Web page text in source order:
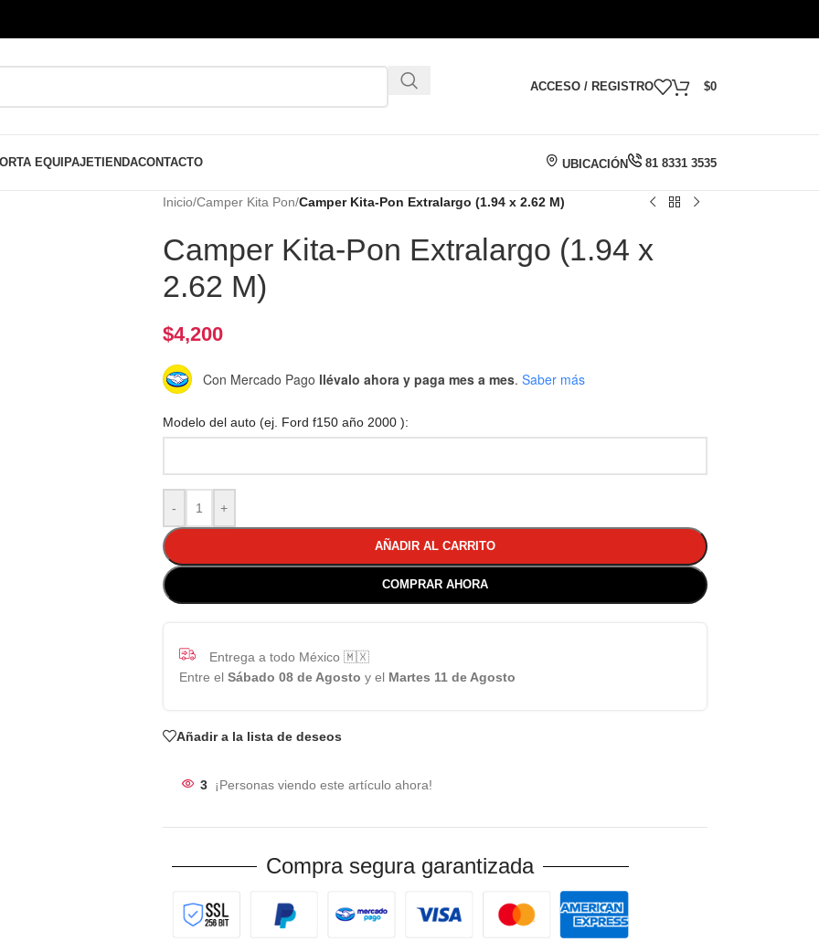
ACCESO / REGISTRO $0
EQUIPAJETIENDACONTACTO UBICACIÓN 81 8331 3535
Inicio/Camper Kita Pon/Camper Kita-Pon Extralargo (1.94 x 2.62 M)
Camper Kita-Pon Extralargo (1.94 x
2.62 M)
$4,200
Con Mercado Pago llévalo ahora y paga mes a mes. Saber más
Modelo del auto (ej. Ford f150 año 2000 ):
- +
AÑADIR AL CARRITO
COMPRAR AHORA
Entrega a todo México 🇲🇽
Entre el Sábado 08 de Agosto y el Martes 11 de Agosto
Añadir a la lista de deseos
3 ¡Personas viendo este artículo ahora!
Compra segura garantizada